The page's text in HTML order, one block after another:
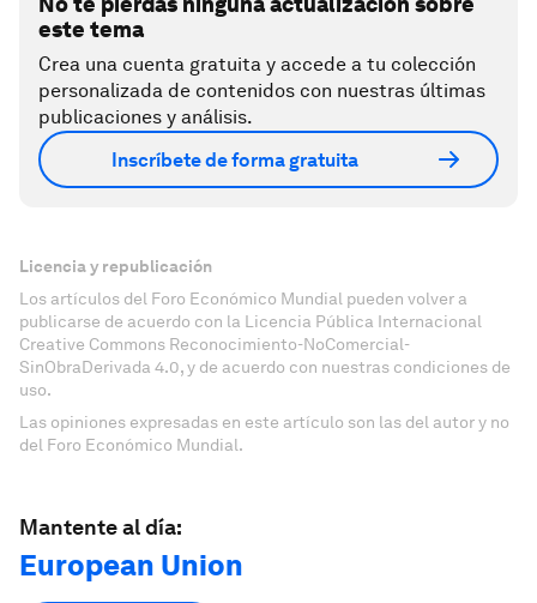
este tema
Crea una cuenta gratuita y accede a tu colección
personalizada de contenidos con nuestras últimas
publicaciones y análisis.
Inscríbete de forma gratuita
Licencia y republicación
Los artículos del Foro Económico Mundial pueden volver a
publicarse de acuerdo con la Licencia Pública Internacional
Creative Commons Reconocimiento-NoComercial-
SinObraDerivada 4.0, y de acuerdo con nuestras condiciones de
uso.
Las opiniones expresadas en este artículo son las del autor y no
del Foro Económico Mundial.
Mantente al día:
European Union